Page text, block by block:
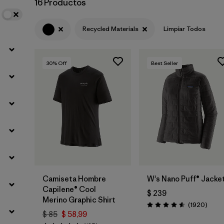
Filtrar por
Filtrar por
Gender
16 Productos
Recycled Materials Limpiar Todos
30% Off
Camiseta Hombre
Capilene® Cool
Merino Graphic Shirt
$ 85 $ 58,99
Best Seller
W's Nano Puff®
$ 239
Valoración: 4.6 / 5
(1920)